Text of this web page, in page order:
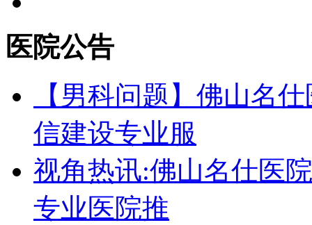
医院公告
【男科问题】佛山名
信建设专业服
视角热讯:佛山名仕医
专业医院推